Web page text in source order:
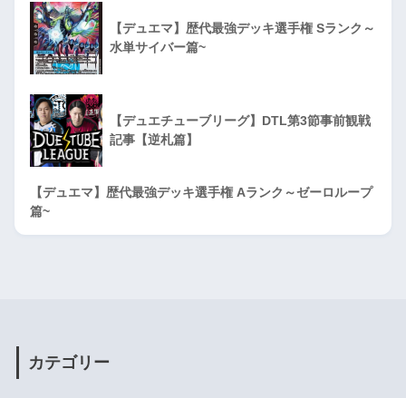
【デュエマ】歴代最強デッキ選手権 Sランク～
水単サイバー篇~
【デュエチューブリーグ】DTL第3節事前観戦
記事【逆札篇】
【デュエマ】歴代最強デッキ選手権 Aランク～ゼーロループ
篇~
カテゴリー